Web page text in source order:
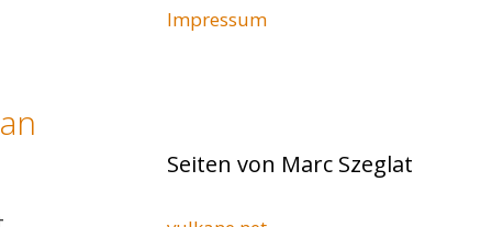
Impressum
Seiten von Marc Szeglat